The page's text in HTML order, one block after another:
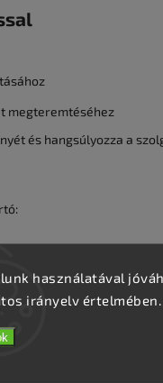
használatával
irányelv értelmében.
megteremtéséhez
és hangsúlyozza a
vendéghez